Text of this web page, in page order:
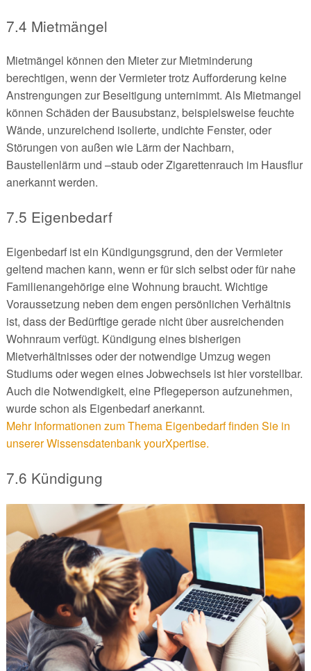
7.4 Mietmängel
Mietmängel können den Mieter zur Mietminderung
berechtigen, wenn der Vermieter trotz Aufforderung keine
Anstrengungen zur Beseitigung unternimmt. Als Mietmangel
können Schäden der Bausubstanz, beispielsweise feuchte
Wände, unzureichend isolierte, undichte Fenster, oder
Störungen von außen wie Lärm der Nachbarn,
Baustellenlärm und –staub oder Zigarettenrauch im Hausflur
anerkannt werden.
7.5 Eigenbedarf
Eigenbedarf ist ein Kündigungsgrund, den der Vermieter
geltend machen kann, wenn er für sich selbst oder für nahe
Familienangehörige eine Wohnung braucht. Wichtige
Voraussetzung neben dem engen persönlichen Verhältnis
ist, dass der Bedürftige gerade nicht über ausreichenden
Wohnraum verfügt. Kündigung eines bisherigen
Mietverhältnisses oder der notwendige Umzug wegen
Studiums oder wegen eines Jobwechsels ist hier vorstellbar.
Auch die Notwendigkeit, eine Pflegeperson aufzunehmen,
wurde schon als Eigenbedarf anerkannt.
Mehr Informationen zum Thema Eigenbedarf finden Sie in
unserer Wissensdatenbank yourXpertise.
7.6 Kündigung